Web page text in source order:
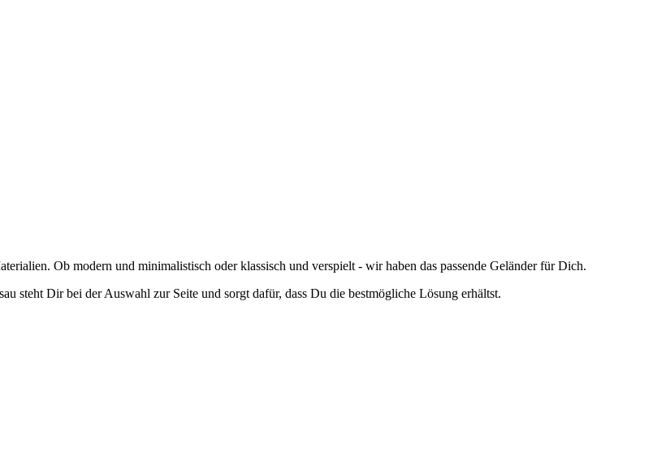
Ob modern und minimalistisch oder klassisch und verspielt - wir haben das passende Geländer für Dich.
steht Dir bei der Auswahl zur Seite und sorgt dafür, dass Du die bestmögliche Lösung erhältst.